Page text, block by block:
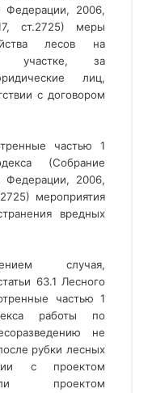
Федерации, 2006,
ст.2725) меры
лесов на
участке, за
лиц,
с договором
частью 1
(Собрание
Федерации, 2006,
мероприятия
вредных
случая,
63.1 Лесного
частью 1
работы по
не
рубки лесных
с проектом
проектом